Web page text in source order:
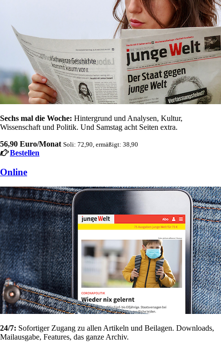
Sechs mal die Woche: Hintergrund und Analysen, Kultur,
Wissenschaft und Politik. Und Samstag acht Seiten extra.
56,90 Euro/Monat Soli: 72,90, ermäßigt: 38,90
Bestellen
Online
24/7: Sofortiger Zugang zu allen Artikeln und Beilagen. Downloads,
Mailausgabe, Features, das ganze Archiv.